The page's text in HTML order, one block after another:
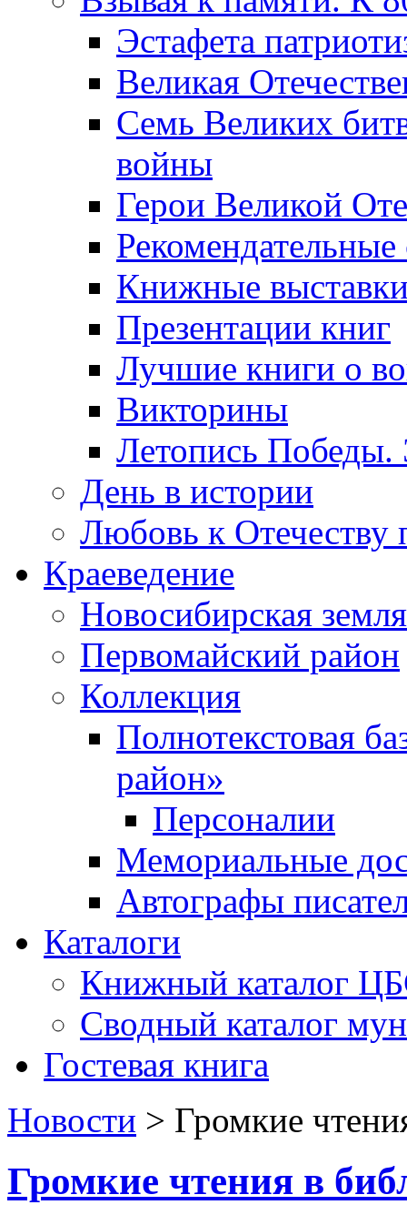
Эcтафета
Великая
Семь Великих
войны
Герои Великой
Рекомендательные
Книжные
Презентации книг
Лучшие книги о
Викторины
Летопись Победы.
День в истории
Любовь к Отечеству
Краеведение
Новосибирская земля
Первомайский район
Коллекция
Полнотекстовая
район»
Персоналии
Мемориальные
Автографы
Каталоги
Книжный каталог
Сводный каталог
Гостевая книга
Новости > Громкие
Громкие чтения в